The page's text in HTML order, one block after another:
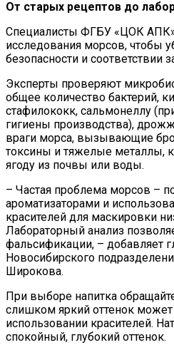
От старых рецептов до
Специалисты ФГБУ «ЦОК
исследования морсов, чтобы
безопасности и соответствии
Эксперты проверяют
общее количество бактерий,
стафилококк, сальмонеллу
гигиены производства),
враги морса, вызывающие
токсины и тяжелые металлы,
ягоду из почвы или воды.
– Частая проблема морсов –
ароматизаторами и
красителей для маскировки
Лабораторный анализ
фальсификации, – добавляет
Новосибирского
Широкова.
При выборе напитка
слишком яркий оттенок может
использовании красителей.
спокойный, глубокий оттенок.